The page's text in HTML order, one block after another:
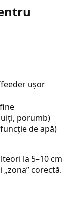
ușor
porumb)
de apă)
la 5–10 cm
corectă.